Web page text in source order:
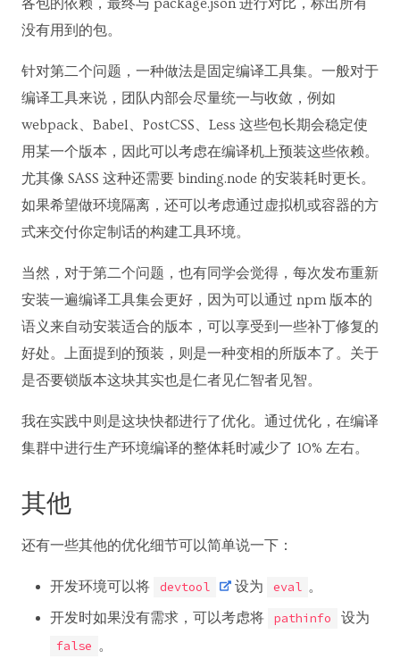
各包的依赖，最终与 package.json 进行对比，标出所有
没有用到的包。
针对第二个问题，一种做法是固定编译工具集。一般对于
编译工具来说，团队内部会尽量统一与收敛，例如
webpack、Babel、PostCSS、Less 这些包长期会稳定使
用某一个版本，因此可以考虑在编译机上预装这些依赖。
尤其像 SASS 这种还需要 binding.node 的安装耗时更长。
如果希望做环境隔离，还可以考虑通过虚拟机或容器的方
式来交付你定制话的构建工具环境。
当然，对于第二个问题，也有同学会觉得，每次发布重新
安装一遍编译工具集会更好，因为可以通过 npm 版本的
语义来自动安装适合的版本，可以享受到一些补丁修复的
好处。上面提到的预装，则是一种变相的所版本了。关于
是否要锁版本这块其实也是仁者见仁智者见智。
我在实践中则是这块快都进行了优化。通过优化，在编译
集群中进行生产环境编译的整体耗时减少了 10% 左右。
其他
还有一些其他的优化细节可以简单说一下：
开发环境可以将 devtool 设为 eval 。
开发时如果没有需求，可以考虑将
pathinfo 设为
false 。